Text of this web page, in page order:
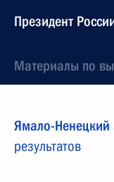
Президент
Материалы по
Ямало-Ненецкий
результатов